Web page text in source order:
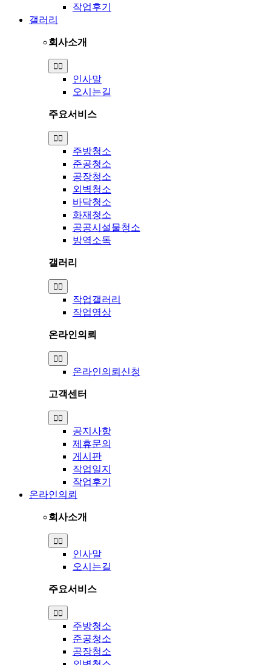
작업후기
갤러리
회사소개
Toggle
Navigation
인사말
오시는길
주요서비스
Toggle
Navigation
주방청소
준공청소
공장청소
외벽청소
바닥청소
화재청소
공공시설물청소
방역소독
갤러리
Toggle
Navigation
작업갤러리
작업영상
온라인의뢰
Toggle
Navigation
온라인의뢰신청
고객센터
Toggle
Navigation
공지사항
제휴문의
게시판
작업일지
작업후기
온라인의뢰
회사소개
Toggle
Navigation
인사말
오시는길
주요서비스
Toggle
Navigation
주방청소
준공청소
공장청소